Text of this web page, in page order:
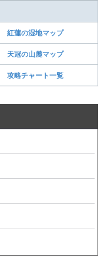
紅蓮の湿地マップ
天冠の山麓マップ
攻略チャート一覧